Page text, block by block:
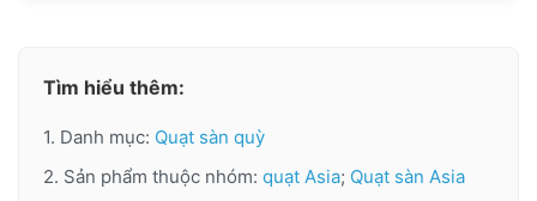
Tìm hiểu thêm:
1. Danh mục: Quạt sàn quỳ
2. Sản phẩm thuộc nhóm: quạt Asia; Quạt sàn Asia